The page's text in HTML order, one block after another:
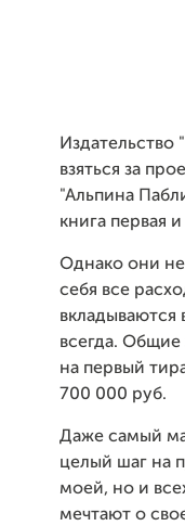
Издательство
взяться за
"Альпина
книга первая
Однако они не
себя все
вкладываются
всегда. Общие
на первый
700 000 руб.
Даже самый
целый шаг на
моей, но и
мечтают о